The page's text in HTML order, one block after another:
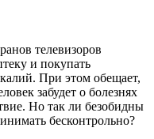
телевизоров
и покупать
При этом обещает,
забудет о болезнях
Но так ли безобидны
бесконтрольно?